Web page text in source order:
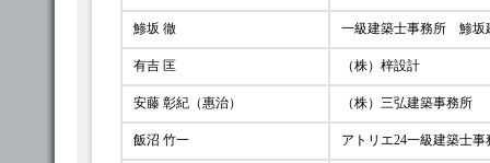
鯵坂 徹 一級建築士事務所 鯵坂
有吉 匡 （株）梓設計
安藤 彰紀（惠治） （株）三弘建築事務所
飯沼 竹一 アトリエ24一級建築士